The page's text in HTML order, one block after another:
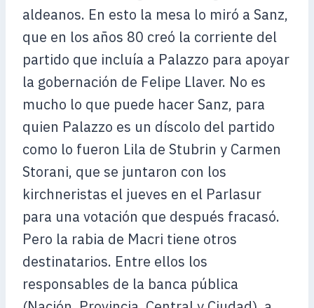
aldeanos. En esto la mesa lo miró a Sanz,
que en los años 80 creó la corriente del
partido que incluía a Palazzo para apoyar
la gobernación de Felipe Llaver. No es
mucho lo que puede hacer Sanz, para
quien Palazzo es un díscolo del partido
como lo fueron Lila de Stubrin y Carmen
Storani, que se juntaron con los
kirchneristas el jueves en el Parlasur
para una votación que después fracasó.
Pero la rabia de Macri tiene otros
destinatarios. Entre ellos los
responsables de la banca pública